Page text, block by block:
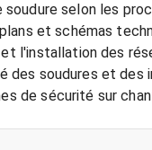
selon les
et schémas
l'installation des
des soudures et des
de sécurité sur